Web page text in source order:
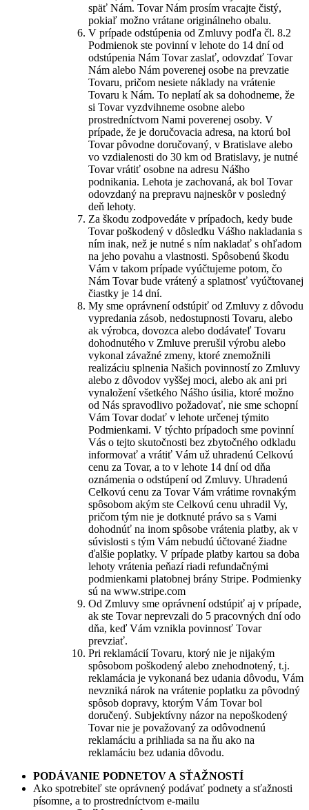
späť Nám. Tovar Nám prosím vracajte čistý,
pokiaľ možno vrátane originálneho obalu.
V prípade odstúpenia od Zmluvy podľa čl. 8.2
Podmienok ste povinní v lehote do 14 dní od
odstúpenia Nám Tovar zaslať, odovzdať Tovar
Nám alebo Nám poverenej osobe na prevzatie
Tovaru, pričom nesiete náklady na vrátenie
Tovaru k Nám. To neplatí ak sa dohodneme, že
si Tovar vyzdvihneme osobne alebo
prostredníctvom Nami poverenej osoby. V
prípade, že je doručovacia adresa, na ktorú bol
Tovar pôvodne doručovaný, v Bratislave alebo
vo vzdialenosti do 30 km od Bratislavy, je nutné
Tovar vrátiť osobne na adresu Nášho
podnikania. Lehota je zachovaná, ak bol Tovar
odovzdaný na prepravu najneskôr v posledný
deň lehoty.
Za škodu zodpovedáte v prípadoch, kedy bude
Tovar poškodený v dôsledku Vášho nakladania s
ním inak, než je nutné s ním nakladať s ohľadom
na jeho povahu a vlastnosti. Spôsobenú škodu
Vám v takom prípade vyúčtujeme potom, čo
Nám Tovar bude vrátený a splatnosť vyúčtovanej
čiastky je 14 dní.
My sme oprávnení odstúpiť od Zmluvy z dôvodu
vypredania zásob, nedostupnosti Tovaru, alebo
ak výrobca, dovozca alebo dodávateľ Tovaru
dohodnutého v Zmluve prerušil výrobu alebo
vykonal závažné zmeny, ktoré znemožnili
realizáciu splnenia Našich povinností zo Zmluvy
alebo z dôvodov vyššej moci, alebo ak ani pri
vynaložení všetkého Nášho úsilia, ktoré možno
od Nás spravodlivo požadovať, nie sme schopní
Vám Tovar dodať v lehote určenej týmito
Podmienkami. V týchto prípadoch sme povinní
Vás o tejto skutočnosti bez zbytočného odkladu
informovať a vrátiť Vám už uhradenú Celkovú
cenu za Tovar, a to v lehote 14 dní od dňa
oznámenia o odstúpení od Zmluvy. Uhradenú
Celkovú cenu za Tovar Vám vrátime rovnakým
spôsobom akým ste Celkovú cenu uhradil Vy,
pričom tým nie je dotknuté právo sa s Vami
dohodnúť na inom spôsobe vrátenia platby, ak v
súvislosti s tým Vám nebudú účtované žiadne
ďalšie poplatky. V prípade platby kartou sa doba
lehoty vrátenia peňazí riadi refundačnými
podmienkami platobnej brány Stripe. Podmienky
sú na www.stripe.com
Od Zmluvy sme oprávnení odstúpiť aj v prípade,
ak ste Tovar neprevzali do 5 pracovných dní odo
dňa, keď Vám vznikla povinnosť Tovar
prevziať.
Pri reklamácií Tovaru, ktorý nie je nijakým
spôsobom poškodený alebo znehodnotený, t.j.
reklamácia je vykonaná bez udania dôvodu, Vám
nevzniká nárok na vrátenie poplatku za pôvodný
spôsob dopravy, ktorým Vám Tovar bol
doručený. Subjektívny názor na nepoškodený
Tovar nie je považovaný za odôvodnenú
reklamáciu a prihliada sa na ňu ako na
reklamáciu bez udania dôvodu.
PODÁVANIE PODNETOV A SŤAŽNOSTÍ
Ako spotrebiteľ ste oprávnený podávať podnety a sťažnosti
písomne, a to prostredníctvom e-mailu